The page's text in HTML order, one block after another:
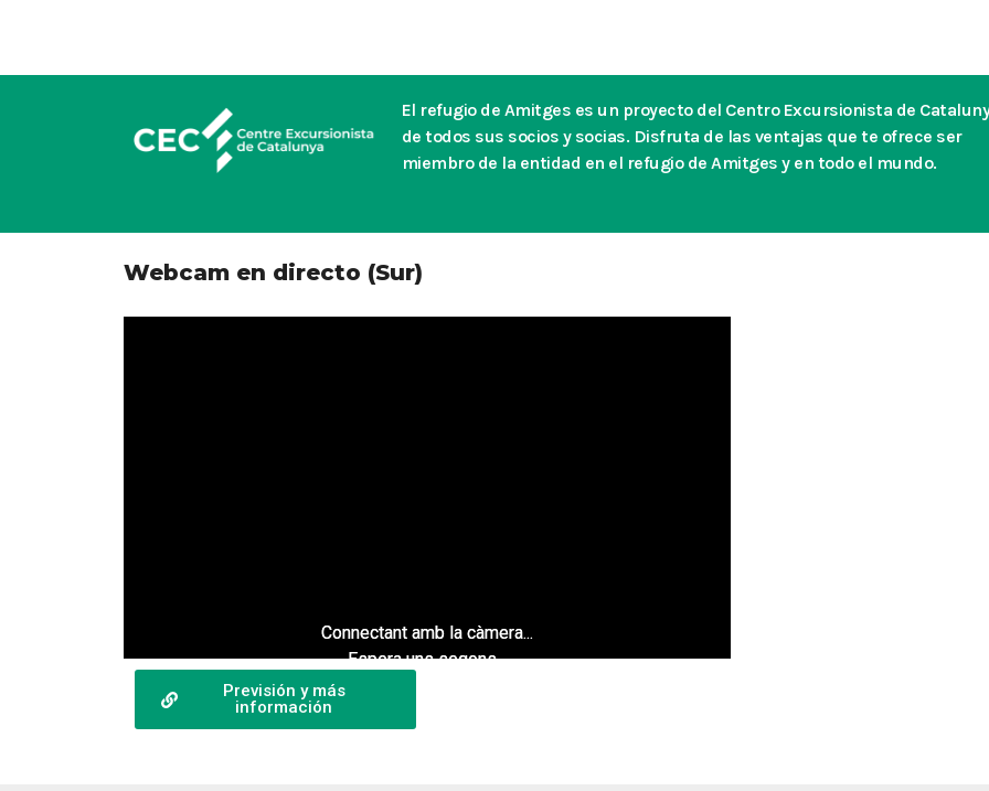
El refugio de Amitges es un proyecto del Centro Excursionista de
de todos sus socios y socias. Disfruta de las ventajas que te ofrece ser
miembro de la entidad en el refugio de Amitges y en todo el mundo.
Webcam en directo (Sur)
Connectant amb la càmera...
Espera uns segons...
Previsión y más
información